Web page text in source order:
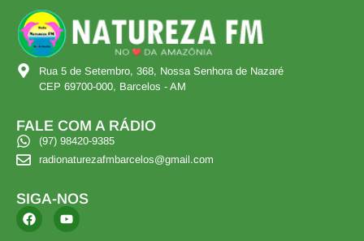
Rua 5 de Setembro, 368, Nossa Senhora de Nazaré
CEP 69700-000, Barcelos - AM
FALE COM A RÁDIO
(97) 98420-9385
radionaturezafmbarcelos@gmail.com
SIGA-NOS